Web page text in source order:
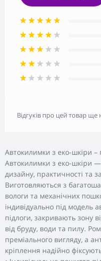
Автокилимки з еко-шкіри –
Автокилимки з еко-шкіри
дизайну, практичності та
Виготовляються з
вологи та механічних
індивідуально під
підлоги, закривають зону
від бруду, води та пилу.
преміального вигляду, а
кріплення надійно
Відгуків про цей товар ще